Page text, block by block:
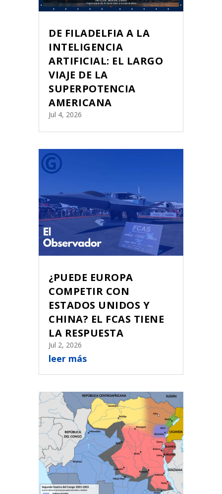
DE FILADELFIA A LA
INTELIGENCIA
ARTIFICIAL: EL LARGO
VIAJE DE LA
SUPERPOTENCIA
AMERICANA
Jul 4, 2026
¿PUEDE EUROPA
COMPETIR CON
ESTADOS UNIDOS Y
CHINA? EL FCAS TIENE
LA RESPUESTA
Jul 2, 2026
leer más